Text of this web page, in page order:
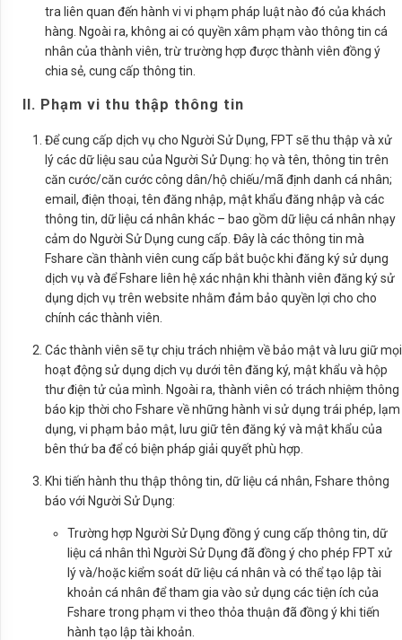
tra liên quan đến hành vi vi phạm pháp luật nào đó của khách
hàng. Ngoài ra, không ai có quyền xâm phạm vào thông tin cá
nhân của thành viên, trừ trường hợp được thành viên đồng ý
chia sẻ, cung cấp thông tin.
II. Phạm vi thu thập thông tin
Để cung cấp dịch vụ cho Người Sử Dụng, FPT sẽ thu thập và xử
lý các dữ liệu sau của Người Sử Dụng: họ và tên, thông tin trên
căn cước/căn cước công dân/hộ chiếu/mã định danh cá nhân;
email, điện thoại, tên đăng nhập, mật khẩu đăng nhập và các
thông tin, dữ liệu cá nhân khác – bao gồm dữ liệu cá nhân nhạy
cảm do Người Sử Dụng cung cấp. Đây là các thông tin mà
Fshare cần thành viên cung cấp bắt buộc khi đăng ký sử dụng
dịch vụ và để Fshare liên hệ xác nhận khi thành viên đăng ký sử
dụng dịch vụ trên website nhằm đảm bảo quyền lợi cho cho
chính các thành viên.
Các thành viên sẽ tự chịu trách nhiệm về bảo mật và lưu giữ mọi
hoạt động sử dụng dịch vụ dưới tên đăng ký, mật khẩu và hộp
thư điện tử của mình. Ngoài ra, thành viên có trách nhiệm thông
báo kịp thời cho Fshare về những hành vi sử dụng trái phép, lạm
dụng, vi phạm bảo mật, lưu giữ tên đăng ký và mật khẩu của
bên thứ ba để có biện pháp giải quyết phù hợp.
Khi tiến hành thu thập thông tin, dữ liệu cá nhân, Fshare thông
báo với Người Sử Dụng:
Trường hợp Người Sử Dụng đồng ý cung cấp thông tin, dữ
liệu cá nhân thì Người Sử Dụng đã đồng ý cho phép FPT xử
lý và/hoặc kiểm soát dữ liệu cá nhân và có thể tạo lập tài
khoản cá nhân để tham gia vào sử dụng các tiện ích của
Fshare trong phạm vi theo thỏa thuận đã đồng ý khi tiến
hành tạo lập tài khoản.